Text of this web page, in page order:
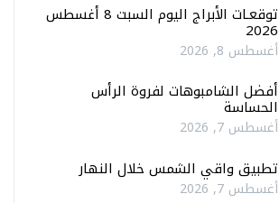
توقعـات الأبراج اليوم السبت 8 أغسطس
2026
أغسطس 8, 2026
أفضل الشامبوهات لفروة الرأس
الحساسة
أغسطس 7, 2026
تطبيق واقي الشمس خلال النهار
أغسطس 7, 2026